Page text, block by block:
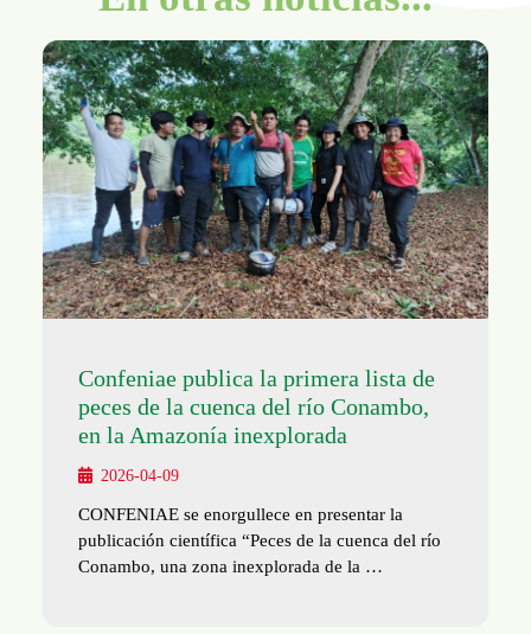
Confeniae publica la primera lista de
peces de la cuenca del río Conambo,
en la Amazonía inexplorada
2026-04-09
CONFENIAE se enorgullece en presentar la
publicación científica “Peces de la cuenca del río
Conambo, una zona inexplorada de la …